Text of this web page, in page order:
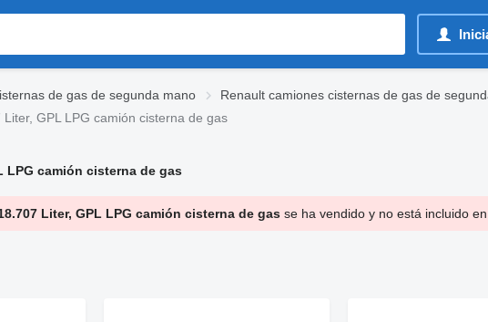
de gas de segunda mano
Renault camiones cisternas de gas de
GPL LPG camión cisterna de gas
LPG camión cisterna de gas
Liter, GPL LPG camión cisterna de gasse ha vendido y no está incluido en